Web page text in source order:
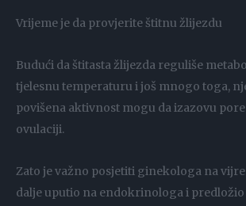
Vrijeme je da provjerite štitnu žlijezdu
Budući da štitasta žlijezda reguliše
tjelesnu temperaturu i još mnogo toga,
povišena aktivnost mogu da izazovu
ovulaciji.
Zato je važno posjetiti ginekologa na
dalje uputio na endokrinologa i